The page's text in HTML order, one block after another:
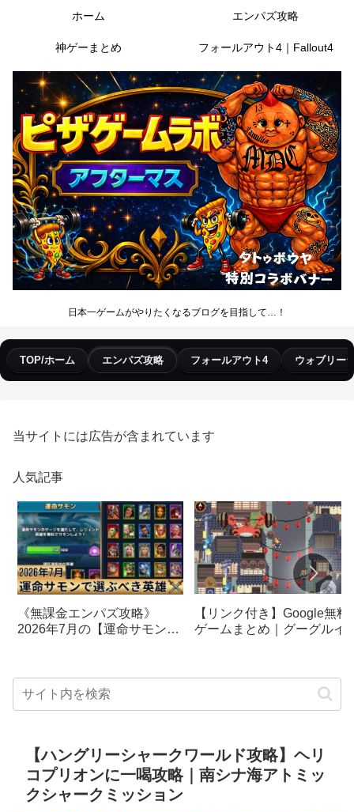
日本一ゲームがやりたくなるブログを目指して…！
ホーム エンパズ攻略
神ゲーまとめ フォールアウト4｜Fallout4
TOP/ホーム エンパズ攻略 フォールアウト4 ウォブリー
当サイトには広告が含まれています
人気記事
《無課金エンパズ攻略》
2026年7月の【運命サモン】
【リンク付き】Google無料
ゲームまとめ｜グーグルイ
クetc…
【ハングリーシャークワールド攻略】ヘリ
コプリオンに一喝攻略｜南シナ海アトミッ
クシャークミッション